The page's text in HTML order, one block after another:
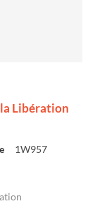
Libération
1W957